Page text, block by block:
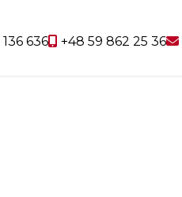
636 +48 59 862 25 36